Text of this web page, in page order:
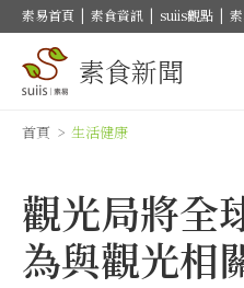
素易首頁 | 素食資訊 | suiis觀點 |
素食新聞
首頁 > 生活健康
觀光局將全
為與觀光相